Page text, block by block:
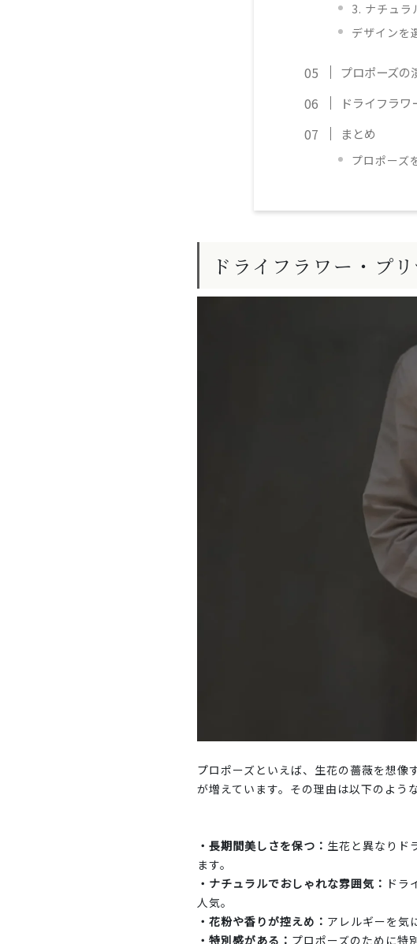
3. ナチュラ
デザインを
プロポーズの
ドライフラ
まとめ
プロポーズ
ドライフラワー・プ
プロポーズといえば、生花の薔薇を想
が増えています。その理由は以下のよう
・長期間美しさを保つ： 生花と異なりド
ます。
・ナチュラルでおしゃれな雰囲気： ドラ
人気。
・花粉や香りが控えめ： アレルギーを気
・特別感がある： プロポーズのために特